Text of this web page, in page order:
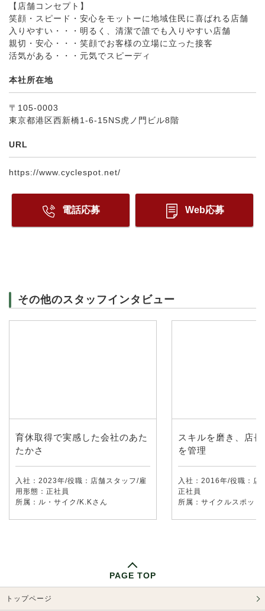
【店舗コンセプト】
笑顔・スピード・安心をモットーに地域住民に喜ばれる店舗
入りやすい・・・明るく、清潔で誰でも入りやすい店舗
親切・安心・・・笑顔でお客様の立場に立った接客
活気がある・・・元気でスピーディ
本社所在地
〒105-0003
東京都港区西新橋1-6-15NS虎ノ門ビル8階
URL
https://www.cyclespot.net/
電話応募 Web応募
その他のスタッフインタビュー
育休取得で実感した会社のあた
たかさ
入社：2023年/役職：店舗スタッフ/雇
用形態：正社員
所属：ル・サイク/K.Kさん
スキルを磨き、店
を管理
入社：2016年/役職：店
正社員
所属：サイクルスポッ
PAGE TOP
トップページ